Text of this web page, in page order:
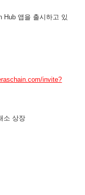
Hub 앱을 출시하고 있
invite?
소 상장